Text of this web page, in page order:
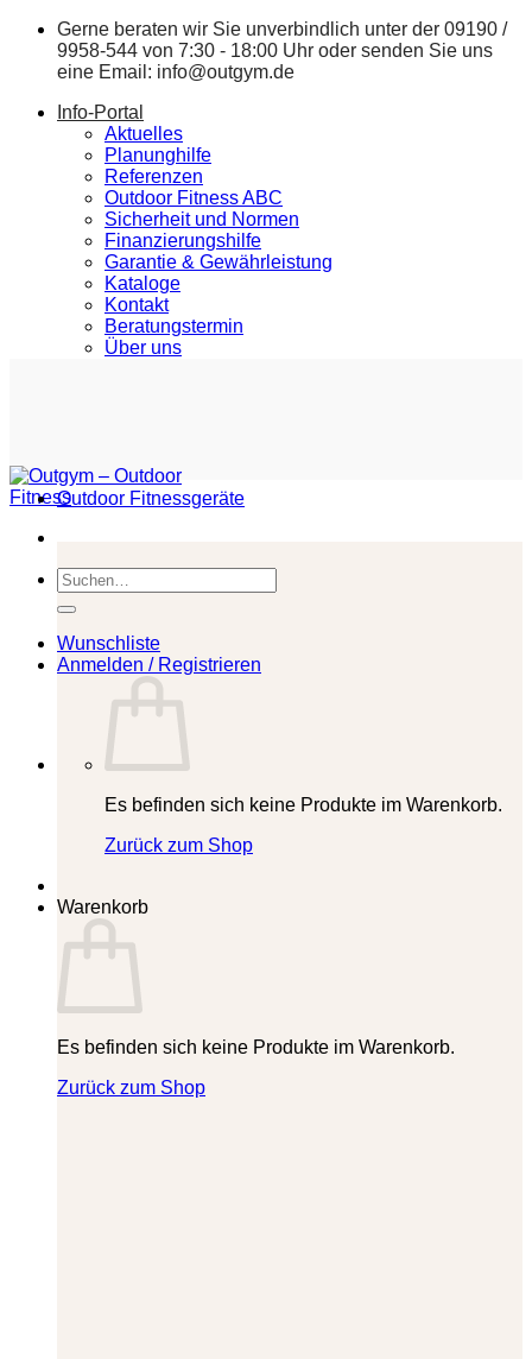
Zum
springen
Gerne beraten wir Sie unverbindlich unter der 09190 /
9958-544 von 7:30 - 18:00 Uhr oder senden Sie uns
eine Email: info@outgym.de
Info-Portal
Aktuelles
Planunghilfe
Referenzen
Outdoor Fitness ABC
Sicherheit und Normen
Finanzierungshilfe
Garantie & Gewährleistung
Kataloge
Kontakt
Beratungstermin
Über uns
Suchen
nach:
Wunschliste
Anmelden / Registrieren
Es befinden sich keine Produkte im Warenkorb.
Zurück zum Shop
Warenkorb
Es befinden sich keine Produkte im Warenkorb.
Zurück zum Shop
Outdoor Fitnessgeräte